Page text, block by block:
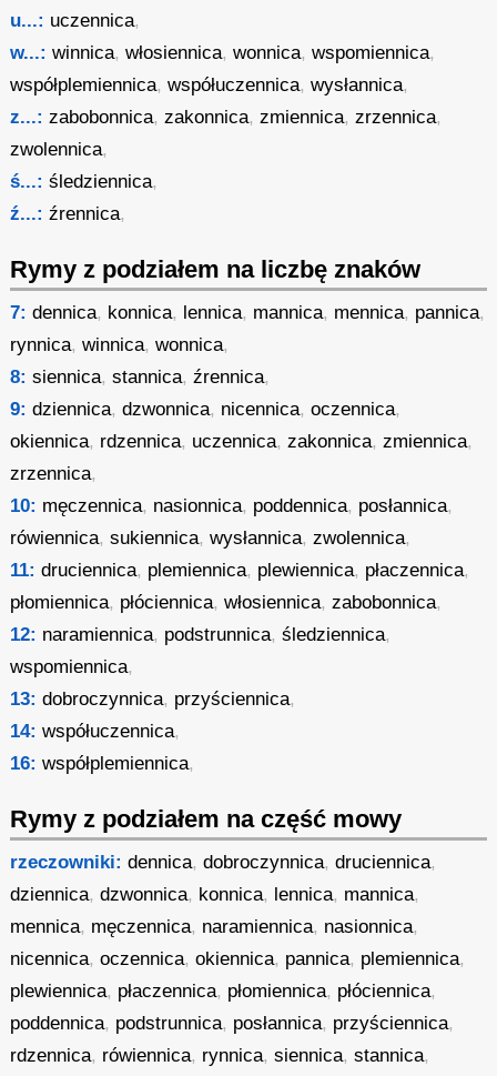
u...: uczennica,
w...: winnica,włosiennica,wonnica,wspomiennica,
współplemiennica,współuczennica,wysłannica,
z...: zabobonnica,zakonnica,zmiennica,zrzennica,
zwolennica,
ś...: śledziennica,
ź...: źrennica,
Rymy z podziałem na liczbę znaków
7: dennica, konnica, lennica, mannica, mennica, pannica,
rynnica,winnica,wonnica,
8: siennica,stannica,źrennica,
9: dziennica,dzwonnica, nicennica,oczennica,
okiennica, rdzennica, uczennica,zakonnica,zmiennica,
zrzennica,
10: męczennica, nasionnica, poddennica, posłannica,
rówiennica,sukiennica,wysłannica,zwolennica,
11: druciennica, plemiennica, plewiennica, płaczennica,
płomiennica, płóciennica,włosiennica,zabobonnica,
12: naramiennica, podstrunnica,śledziennica,
wspomiennica,
13: dobroczynnica, przyściennica,
14: współuczennica,
16: współplemiennica,
Rymy z podziałem na część mowy
rzeczowniki: dennica,dobroczynnica,druciennica,
dziennica,dzwonnica, konnica, lennica, mannica,
mennica, męczennica, naramiennica, nasionnica,
nicennica,oczennica,okiennica, pannica, plemiennica,
plewiennica, płaczennica, płomiennica, płóciennica,
poddennica, podstrunnica, posłannica, przyściennica,
rdzennica, rówiennica, rynnica,siennica,stannica,